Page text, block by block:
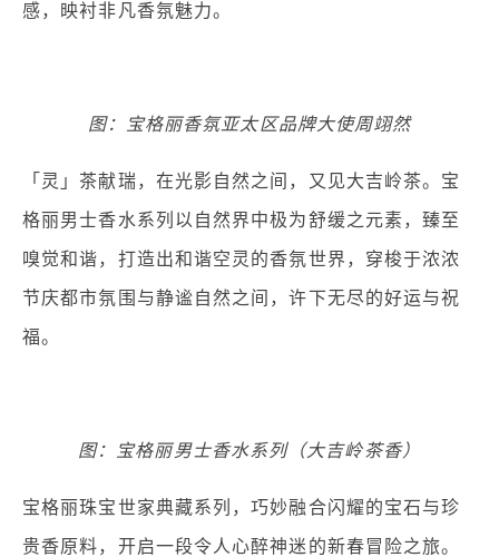
感，映衬非凡香氛魅力。
图：宝格丽香氛亚太区品牌大使周翊然
「灵」茶献瑞，在光影自然之间，又见大吉岭茶。宝
格丽男士香水系列以自然界中极为舒缓之元素，臻至
嗅觉和谐，打造出和谐空灵的香氛世界，穿梭于浓浓
节庆都市氛围与静谧自然之间，许下无尽的好运与祝
福。
图：宝格丽男士香水系列（大吉岭茶香）
宝格丽珠宝世家典藏系列，巧妙融合闪耀的宝石与珍
贵香原料，开启一段令人心醉神迷的新春冒险之旅。